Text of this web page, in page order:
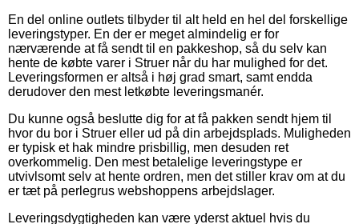
En del online outlets tilbyder til alt held en hel del forskellige
leveringstyper. En der er meget almindelig er for
nærværende at få sendt til en pakkeshop, så du selv kan
hente de købte varer i Struer når du har mulighed for det.
Leveringsformen er altså i høj grad smart, samt endda
derudover den mest letkøbte leveringsmanér.
Du kunne også beslutte dig for at få pakken sendt hjem til
hvor du bor i Struer eller ud på din arbejdsplads. Muligheden
er typisk et hak mindre prisbillig, men desuden ret
overkommelig. Den mest betalelige leveringstype er
utvivlsomt selv at hente ordren, men det stiller krav om at du
er tæt på perlegrus webshoppens arbejdslager.
Leveringsdygtigheden kan være yderst aktuel hvis du